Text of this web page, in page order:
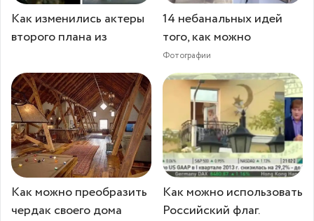
Как изменились актеры
второго плана из
14 небанальных идей
того, как можно
Фотографии
Как можно преобразить
чердак своего дома
Как можно использовать
Российский флаг.